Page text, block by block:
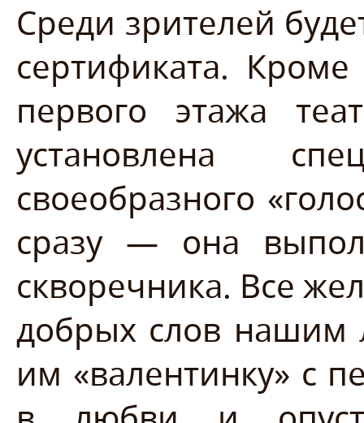
Среди зрителей
сертификата.
первого этажа
установлена
своеобразного
сразу — она
скворечника. Все
добрых слов нашим
им «валентинку» с